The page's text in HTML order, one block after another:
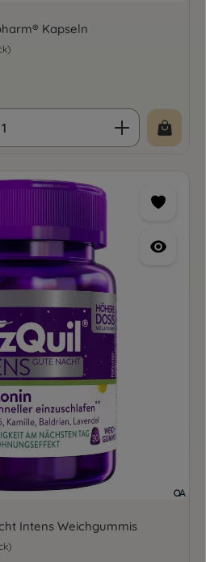
Kapseln
den gewünschten Wert
Intens Weichgummis